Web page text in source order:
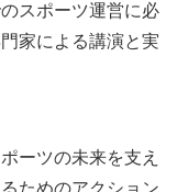
スポーツ運営に必
家による講演と実
ーツの未来を支え